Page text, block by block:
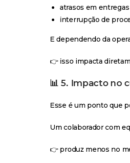
atrasos em entregas
interrupção de
E dependendo da
👉 isso impacta
📊5. Impacto no
Esse é um ponto que
Um colaborador com
👉 produz menos no